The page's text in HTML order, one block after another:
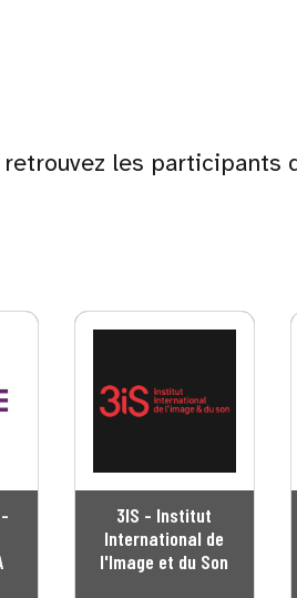
les participants
3IS - Institut
International de
l'Image et du Son